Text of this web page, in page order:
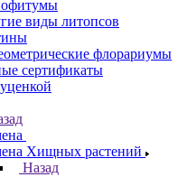
виды литопсов
флорариумы
сертификаты
Хищных растений
Назад